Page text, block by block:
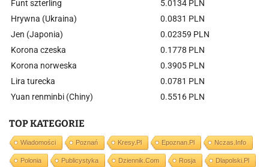
Funt szterling
5.0134 PLN
Hrywna (Ukraina)
0.0831 PLN
Jen (Japonia)
0.02359 PLN
Korona czeska
0.1778 PLN
Korona norweska
0.3905 PLN
Lira turecka
0.0781 PLN
Yuan renminbi (Chiny)
0.5516 PLN
TOP KATEGORIE
Wiadomości Poznań Kresy.pl Epoznan.pl Nczas.info
Polonia Publicystyka Dziennik.com Rosja Dlapolski.pl